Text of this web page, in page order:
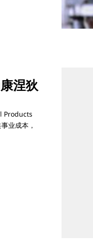
涅狄
Products
业成本，